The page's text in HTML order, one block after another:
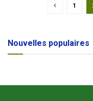
1
Nouvelles populaires